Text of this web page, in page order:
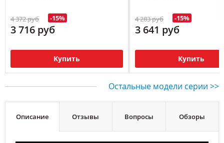
4 372 руб -15%
3 716 руб
Купить
4 283 руб -15%
3 641 руб
Купить
Остальные модели серии >>
Описание Отзывы Вопросы Обзоры